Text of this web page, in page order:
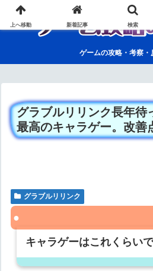
ゲームの攻略・考察・
グラブルリリンク長年待
最高のキャラゲー。改善
グラブルリリンク
キャラゲーはこれくらい
上へ移動 新着記事 検索